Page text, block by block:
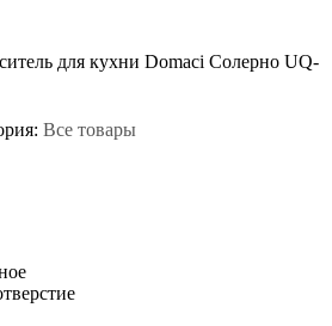
для кухни Domaci Солерно UQ-
Все товары